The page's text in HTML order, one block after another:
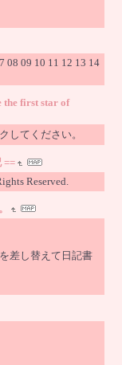
08 09 10 11 12 13 14
the first star of
してください。
==
Reserved.
差し替えて日記書